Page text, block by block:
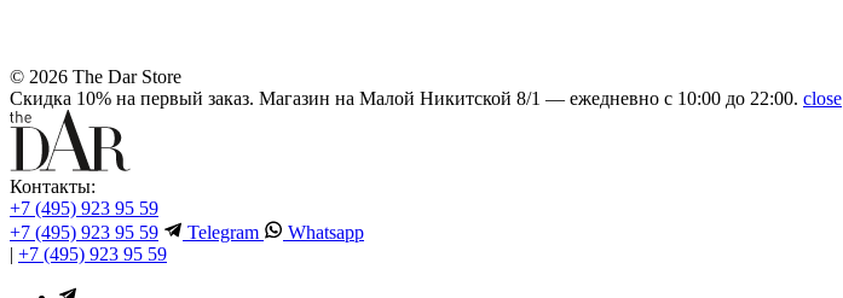
© 2026 The Dar Store
Скидка 10% на первый заказ. Магазин на Малой Никитской 8/1 — ежедневно с 10:00 до 22:00. close
Контакты:
+7 (495) 923 95 59
+7 (495) 923 95 59
Telegram
Whatsapp
| +7 (495) 923 95 59